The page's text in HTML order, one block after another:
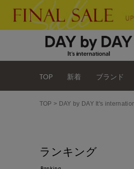
TOP 新着 ブランド
TOP DAY by DAY It's
ランキング